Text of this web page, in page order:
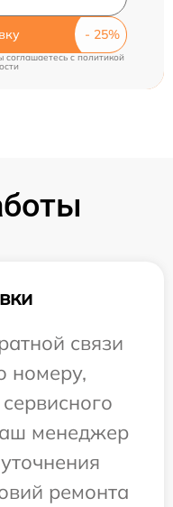
соглашаетесь cполитикой
связи
номеру,
менеджер
ремонта